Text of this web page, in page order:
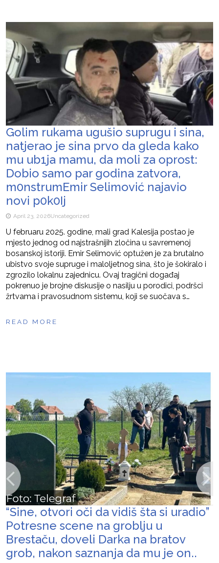
Golim rukama ugušio suprugu i sina,
natjerao je sina prvo da gleda kako
mu ub1ja mamu, da moli za oprost:
Dobio samo par godina zatvora,
m0nstrumEmir Selimović najavio
novi p0k0Ij
April 23, 2026Uncategorized
U februaru 2025. godine, mali grad Kalesija postao je
mjesto jednog od najstrašnijih zločina u savremenoj
bosanskoj istoriji. Emir Selimović optužen je za brutalno
ubistvo svoje supruge i maloljetnog sina, što je šokiralo i
zgrozilo lokalnu zajednicu. Ovaj tragični događaj
pokrenuo je brojne diskusije o nasilju u porodici, podršci
žrtvama i pravosudnom sistemu, koji se suočava s…
READ MORE
“Sine, otvori oči da vidiš šta si uradio”
Potresne scene na groblju u
Brestaču, doveli Darka na bratov
grob, nakon saznanja da mu je on..